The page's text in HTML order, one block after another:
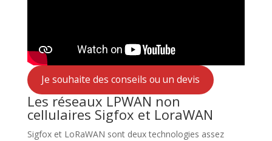
Je souhaite des conseils ou un devis
Les réseaux LPWAN non
cellulaires Sigfox et LoraWAN
Sigfox et LoRaWAN sont deux technologies assez